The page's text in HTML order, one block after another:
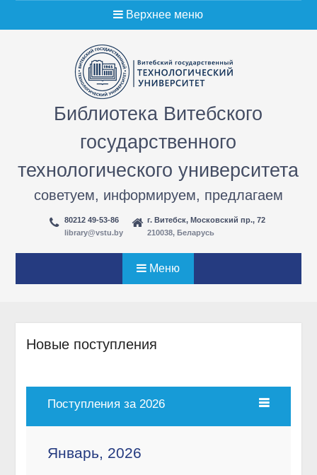
к
содержимому
Верхнее меню
Библиотека Витебского
государственного
технологического университета
советуем, информируем, предлагаем
80212 49-53-86
library@vstu.by
г. Витебск, Московский пр., 72
210038, Беларусь
Меню
Новые поступления
Поступления за 2026
Январь, 2026